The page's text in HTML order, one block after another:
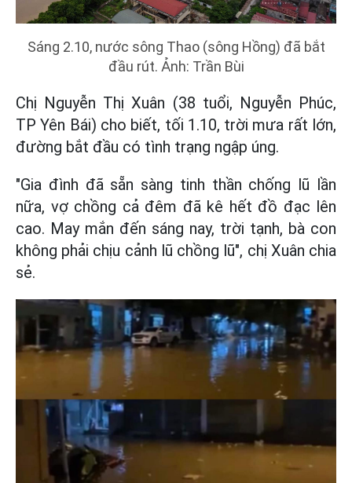
Sáng 2.10, nước sông Thao (sông Hồng) đã bắt
đầu rút. Ảnh: Trần Bùi
Chị Nguyễn Thị Xuân (38 tuổi, Nguyễn Phúc,
TP Yên Bái) cho biết, tối 1.10, trời mưa rất lớn,
đường bắt đầu có tình trạng ngập úng.
"Gia đình đã sẵn sàng tinh thần chống lũ lần
nữa, vợ chồng cả đêm đã kê hết đồ đạc lên
cao. May mắn đến sáng nay, trời tạnh, bà con
không phải chịu cảnh lũ chồng lũ", chị Xuân chia
sẻ.